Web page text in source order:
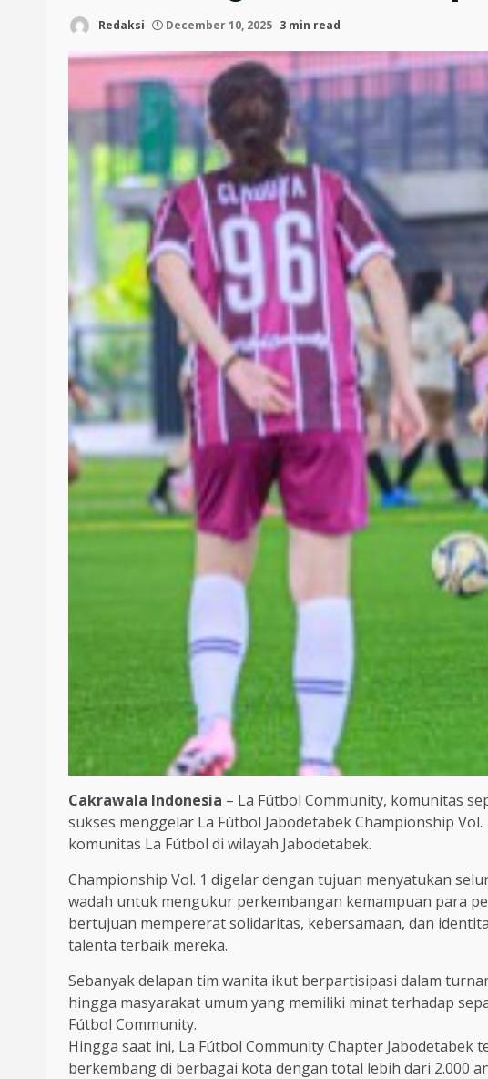
Redaksi December 10, 2025 3 min read
Cakrawala Indonesia – La Fútbol Community, komunitas
sukses menggelar La Fútbol Jabodetabek Championship
komunitas La Fútbol di wilayah Jabodetabek.
Championship Vol. 1 digelar dengan tujuan menyatukan
wadah untuk mengukur perkembangan kemampuan para
bertujuan mempererat solidaritas, kebersamaan, dan
talenta terbaik mereka.
Sebanyak delapan tim wanita ikut berpartisipasi dalam
hingga masyarakat umum yang memiliki minat terhadap
Fútbol Community.
Hingga saat ini, La Fútbol Community Chapter
berkembang di berbagai kota dengan total lebih dari 2.000